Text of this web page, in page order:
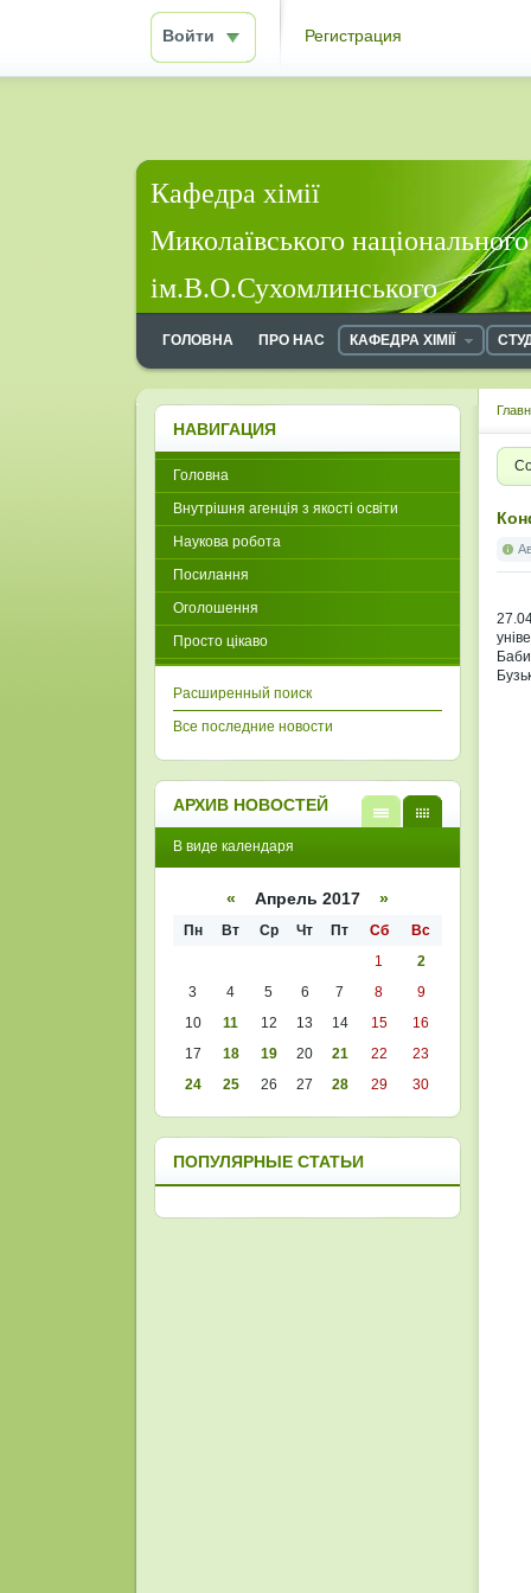
Войти Регистрация
Кафедра хімії
Миколаївського
ім.В.О.Сухомлинського
ГОЛОВНА ПРО НАС КАФЕДРА ХІМІЇ
НАВИГАЦИЯ
Головна
Внутрішня агенція з якості освіти
Наукова робота
Посилання
Оголошення
Просто цікаво
Расширенный поиск
Все последние новости
АРХИВ НОВОСТЕЙ
кален
списк
В виде календаря
« Апрель 2017 »
Пн Вт Ср Чт Пт Сб
Вс
1
2
3
4 5 6 7 8
9
10
11 12 13 14 15
16
17
18 19 20 21 22
23
24
25 26 27 28 29 30
ПОПУЛЯРНЫЕ СТАТЬИ